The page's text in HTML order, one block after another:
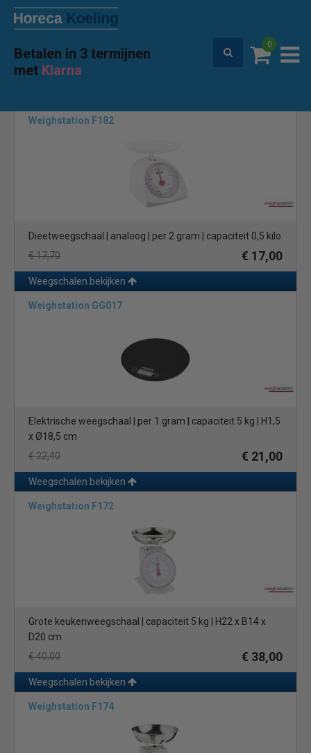
Betalen in 3 termijnen
met Klarna
0
Premium service en garantie
Home Merken
Weighstation F182
Dieetweegschaal | analoog | per 2 gram | capaciteit 0,5 kilo
€ 17,70
€ 17,00
Weegschalen bekijken
Weighstation GG017
Elektrische weegschaal | per 1 gram | capaciteit 5 kg | H1,5
x Ø18,5 cm
€ 22,40
€ 21,00
Weegschalen bekijken
Weighstation F172
Grote keukenweegschaal | capaciteit 5 kg | H22 x B14 x
D20 cm
€ 40,00
€ 38,00
Weegschalen bekijken
Weighstation F174